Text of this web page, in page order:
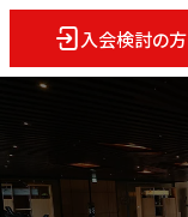
入会検討の方